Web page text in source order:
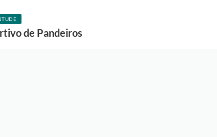
de Pandeiros